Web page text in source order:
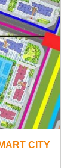
CITY